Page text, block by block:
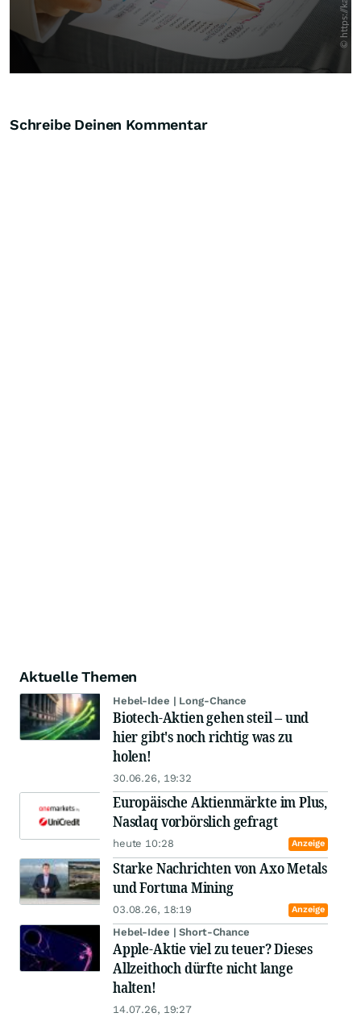
Schreibe Deinen Kommentar
Aktuelle Themen
Hebel-Idee | Long-Chance
Biotech-Aktien gehen steil – und
hier gibt's noch richtig was zu
holen!
30.06.26, 19:32
Europäische Aktienmärkte im Plus,
Nasdaq vorbörslich gefragt
heute 10:28 Anzeige
Starke Nachrichten von Axo Metals
und Fortuna Mining
03.08.26, 18:19 Anzeige
Hebel-Idee | Short-Chance
Apple-Aktie viel zu teuer? Dieses
Allzeithoch dürfte nicht lange
halten!
14.07.26, 19:27